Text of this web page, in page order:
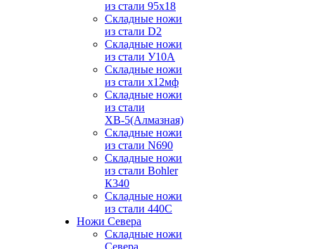
из стали 95х18
Складные ножи
из стали D2
Складные ножи
из стали У10А
Складные ножи
из стали х12мф
Складные ножи
из стали
ХВ-5(Алмазная)
Складные ножи
из стали N690
Складные ножи
из стали Bohler
К340
Складные ножи
из стали 440С
Ножи Севера
Складные ножи
Севера